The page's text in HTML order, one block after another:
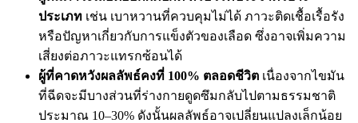
ประเภท เช่น เบาหวานที่ควบคุมไม่ได้ ภาวะติดเชื้อเรื้อรัง
หรือปัญหาเกี่ยวกับการแข็งตัวของเลือด ซึ่งอาจเพิ่มความ
เสี่ยงต่อภาวะแทรกซ้อนได้
ผู้ที่คาดหวังผลลัพธ์คงที่ 100% ตลอดชีวิต เนื่องจากไขมัน
ที่ฉีดจะมีบางส่วนที่ร่างกายดูดซึมกลับไปตามธรรมชาติ
ประมาณ 10–30% ดังนั้นผลลัพธ์อาจเปลี่ยนแปลงเล็กน้อย